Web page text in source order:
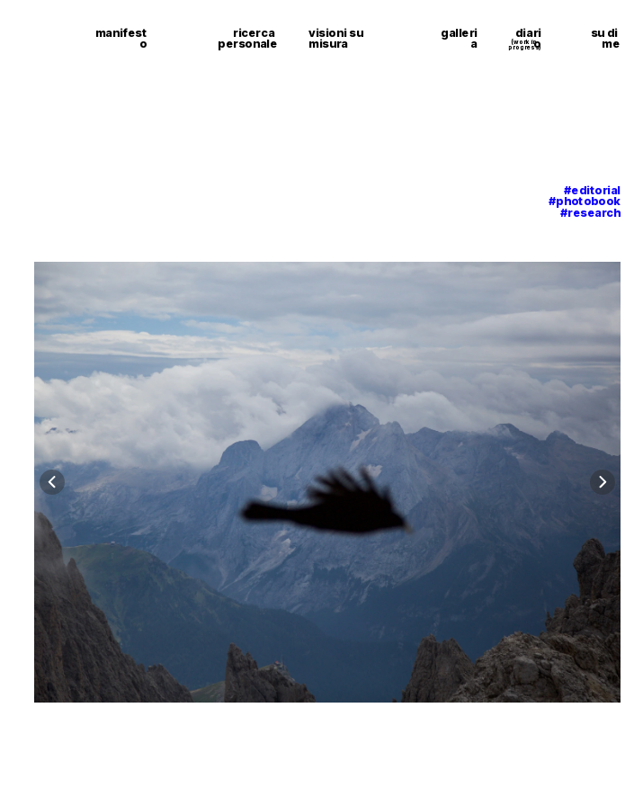
(work in
progress)
visioni su
misura
galleri
a
diari
o
su di
me
ricerca
personale
manifest
o
#editorial
#photobook
#research